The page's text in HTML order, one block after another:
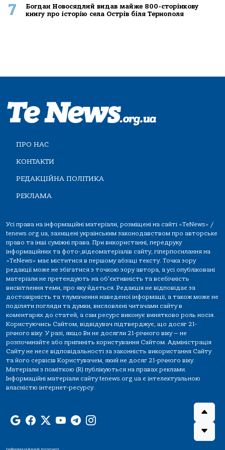
7
Богдан Новосядлий видав майже 800-сторінкову
книгу про історію села Острів біля Тернополя
ПРО НАС
КОНТАКТИ
РЕДАКЦІЙНА ПОЛІТИКА
РЕКЛАМА
Усі права на інформаційні матеріали, розміщені на сайті «TeNews» /
tenews.org.ua, захищені українським законодавством про авторське
право та інші суміжні права. При використанні, передруку
інформаційних та фото-,відеоматеріалів сайту, гіперпосилання на
«TeNews» має міститися в першому абзаці тексту. Точка зору
редакції може не збігатися з точкою зору автора, а усі опубліковані
матеріали не претендують на об'єктивність та всебічність
висвітлення теми, про яку йдеться. Редакція не відповідає за
достовірність та тлумачення наведеної інформації, а також може не
поділяти погляди та думки, висловлені читачами сайту в
коментарях до статей, а сам ресурс виконує винятково роль носія.
Користуючись Сайтом, відвідувач підтверджує, що досяг 21-
річного віку. У разі, якщо Ви не досягли 21-річного віку — не
розпочинайте або припиніть користування Сайтом. Адміністрація
Сайту не несе відповідальності за законність використання Сайту
та його сервісів Користувачем, який не досяг 21-річного віку.
Матеріали з поміткою (R) публікуються на правах реклами.
Інформаційні матеріали сайту tenews.org.ua є інтелектуальною
власністю інтернет-ресурсу.
Інформаційний партнер: